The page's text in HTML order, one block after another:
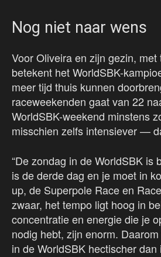
Nog niet naar wens
Voor Oliveira en zijn gezin, met
betekent het WorldSBK-
meer tijd thuis kunnen
raceweekenden gaat van 22
WorldSBK-weekend minstens
misschien zelfs intensiever —
“De zondag in de WorldSBK is
is de derde dag en je moet in
up, de Superpole Race en
zwaar, het tempo ligt hoog in
concentratie en energie die je
nodig hebt, zijn enorm.
in de WorldSBK hectischer dan